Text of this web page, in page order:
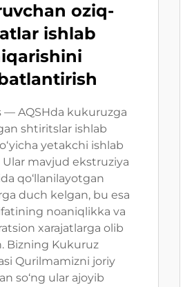
oziq-
ishlab
— AQSHda kukuruzga
shtiritslar ishlab
yetakchi ishlab
mavjud ekstruziya
qo‘llanilayotgan
duch kelgan, bu esa
noaniqlikka va
xarajatlarga olib
Bizning Kukuruz
Qurilmamizni joriy
so‘ng ular ajoyib